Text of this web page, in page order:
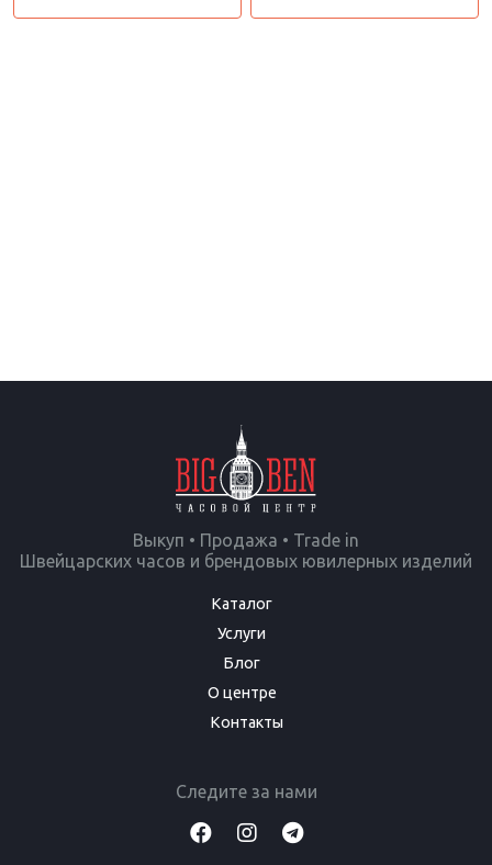
Выкуп • Продажа • Trade in
Швейцарских часов и брендовых ювилерных изделий
Каталог
Услуги
Блог
О центре
Контакты
Следите за нами